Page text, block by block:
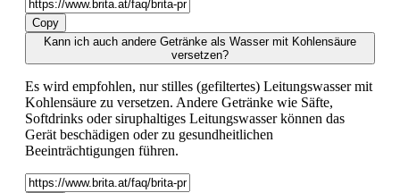
Copy
Kann ich auch andere Getränke als Wasser mit Kohlensäure
versetzen?
Es wird empfohlen, nur stilles (gefiltertes) Leitungswasser mit
Kohlensäure zu versetzen. Andere Getränke wie Säfte,
Softdrinks oder siruphaltiges Leitungswasser können das
Gerät beschädigen oder zu gesundheitlichen
Beeinträchtigungen führen.